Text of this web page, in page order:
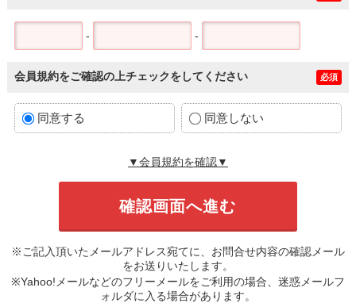
- -
会員規約をご確認の上チェックをしてください 必須
同意する 同意しない
▼会員規約を確認▼
※ご記入頂いたメールアドレス宛てに、お問合せ内容の確認メール
をお送りいたします。
※Yahoo!メールなどのフリーメールをご利用の場合、迷惑メールフ
ォルダに入る場合があります。